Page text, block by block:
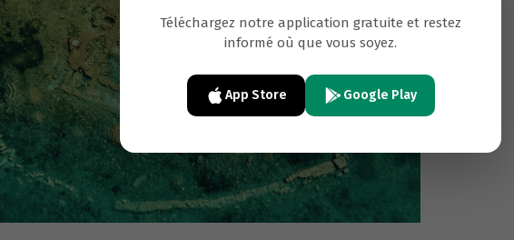
Téléchargez notre application gratuite et restez
informé où que vous soyez.
App Store Google Play